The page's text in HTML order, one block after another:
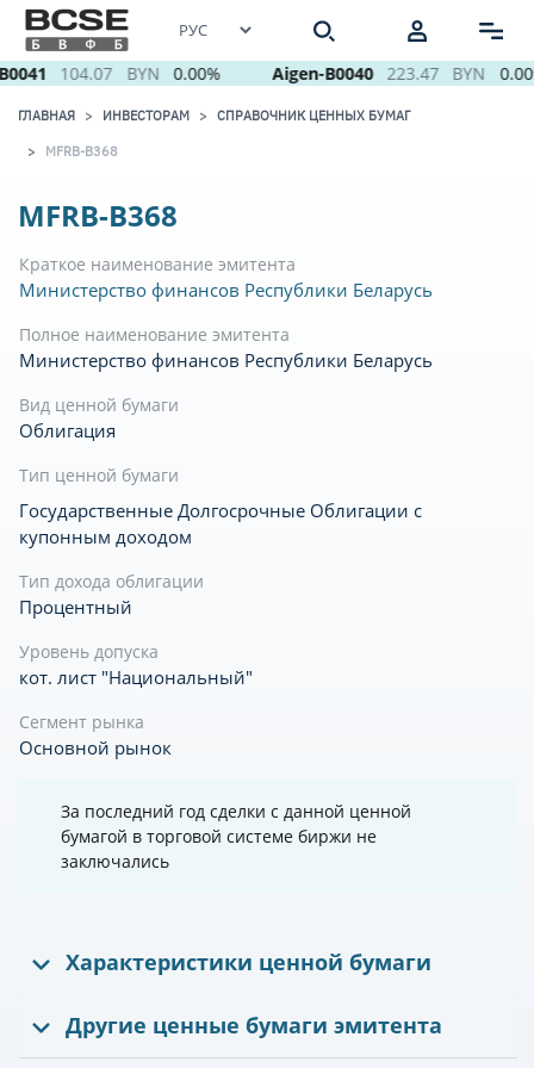
104.07 BYN 0.00% Aigen-B0040 223.47 BYN
ГЛАВНАЯ ИНВЕСТОРАМ СПРАВОЧНИК ЦЕННЫХ БУМАГ
MFRB-B368
MFRB-B368
Краткое наименование эмитента
Министерство финансов Республики Беларусь
Полное наименование эмитента
Министерство финансов Республики Беларусь
Вид ценной бумаги
Облигация
Тип ценной бумаги
Государственные Долгосрочные Облигации с
купонным доходом
Тип дохода облигации
Процентный
Уровень допуска
кот. лист "Национальный"
Сегмент рынка
Основной рынок
За последний год сделки с данной ценной
бумагой в торговой системе биржи не
заключались
Характеристики ценной бумаги
Другие ценные бумаги эмитента